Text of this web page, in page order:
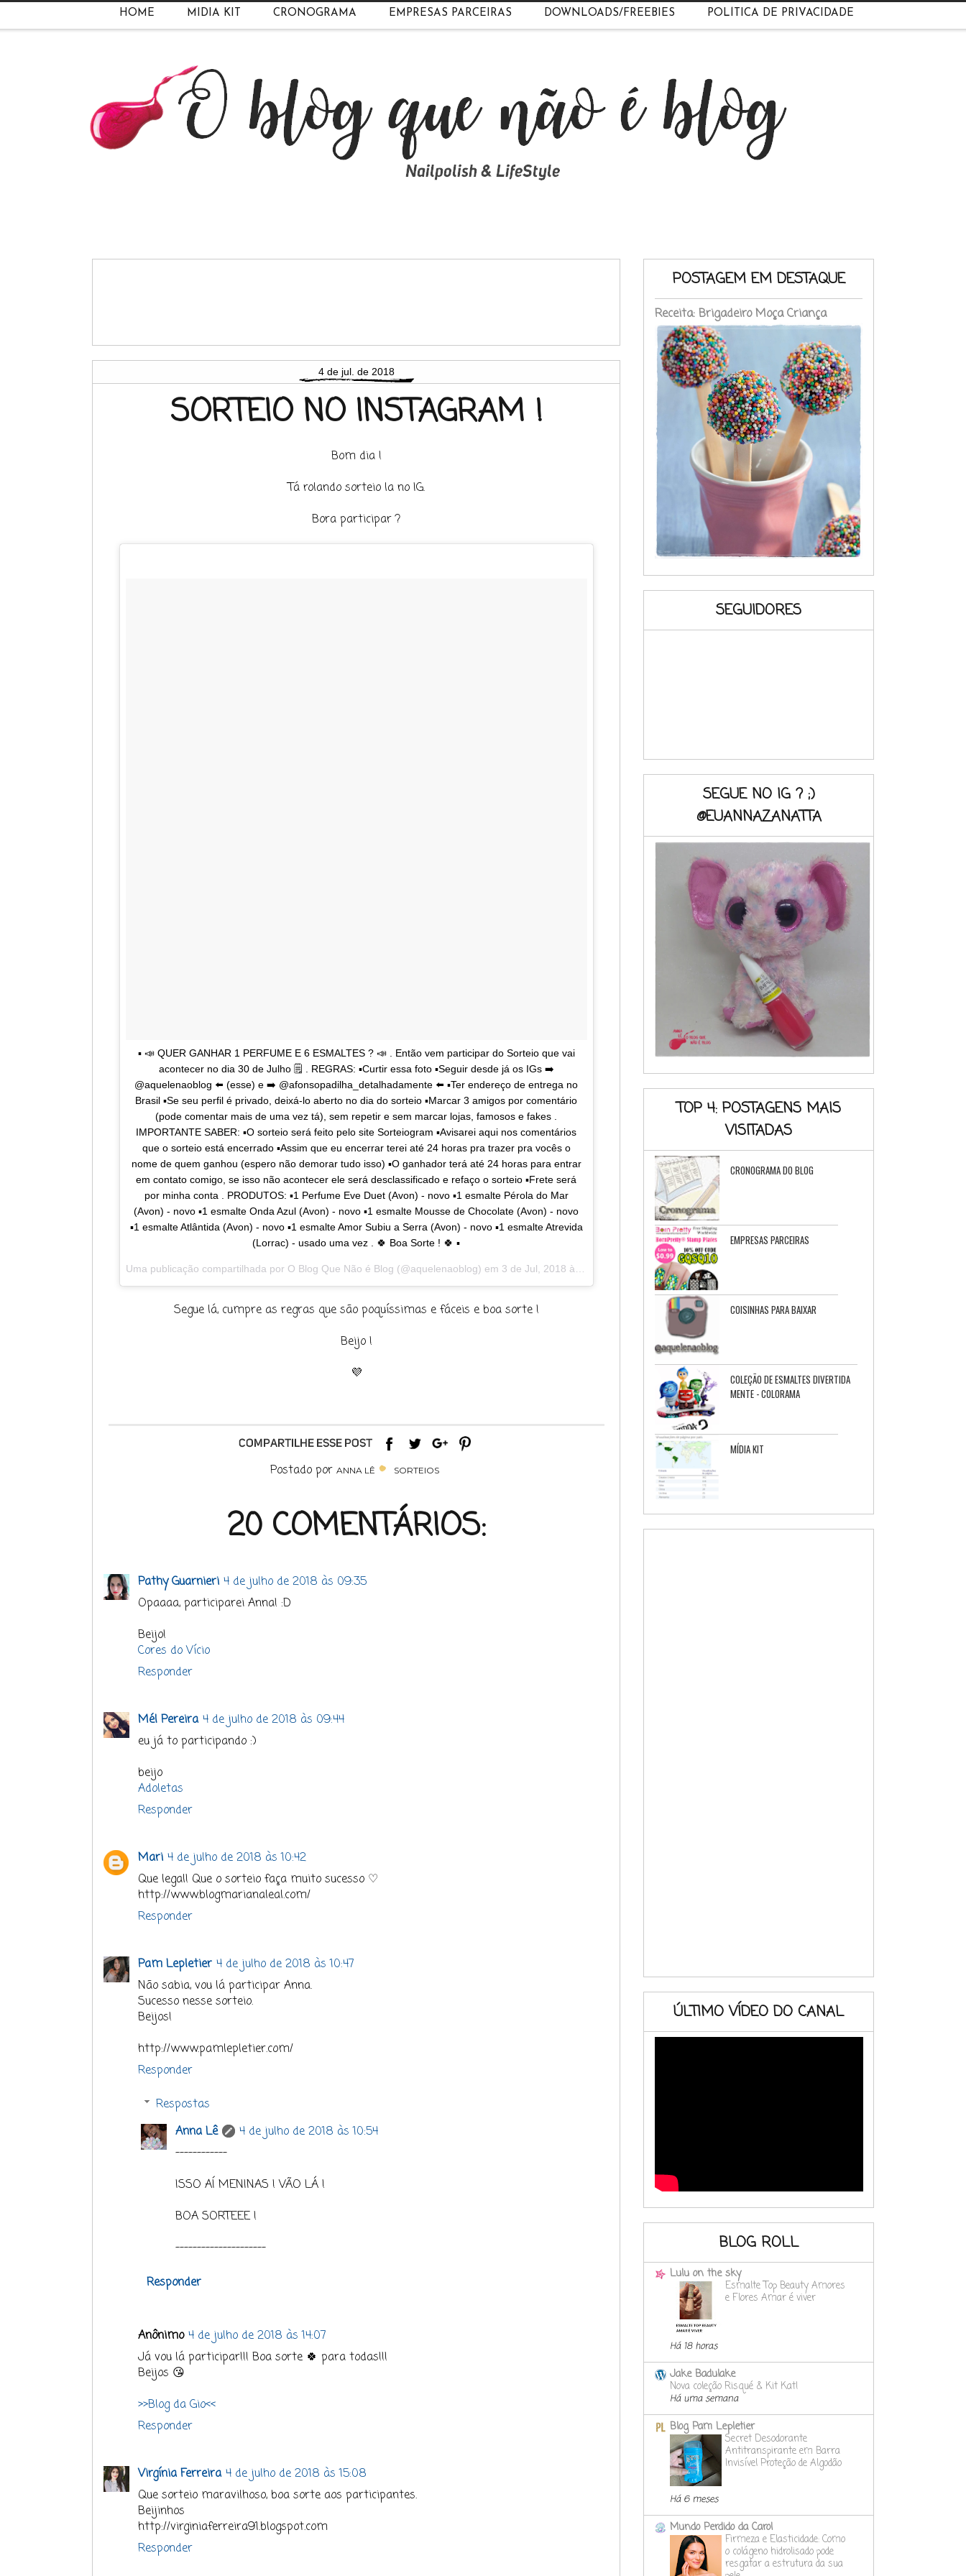
HOME MIDIA KIT CRONOGRAMA EMPRESAS PARCEIRAS DOWNLOADS/FREEBIES POLÍTICA DE PRIVACIDADE
4 de jul. de 2018
SORTEIO NO INSTAGRAM !
Bom dia !
Tá rolando sorteio la no IG.
Bora participar ?
▪️ 📣 QUER GANHAR 1 PERFUME E 6 ESMALTES ? 📣 . Então vem participar do Sorteio que vai
acontecer no dia 30 de Julho 🗒️ . REGRAS: ▪️Curtir essa foto ▪️Seguir desde já os IGs ➡️
@aquelenaoblog ⬅️ (esse) e ➡️ @afonsopadilha_detalhadamente ⬅️ ▪️Ter endereço de entrega no
Brasil ▪️Se seu perfil é privado, deixá-lo aberto no dia do sorteio ▪️Marcar 3 amigos por comentário
(pode comentar mais de uma vez tá), sem repetir e sem marcar lojas, famosos e fakes .
IMPORTANTE SABER: ▪️O sorteio será feito pelo site Sorteiogram ▪️Avisarei aqui nos comentários
que o sorteio está encerrado ▪️Assim que eu encerrar terei até 24 horas pra trazer pra vocês o
nome de quem ganhou (espero não demorar tudo isso) ▪️O ganhador terá até 24 horas para entrar
em contato comigo, se isso não acontecer ele será desclassificado e refaço o sorteio ▪️Frete será
por minha conta . PRODUTOS: ▪️1 Perfume Eve Duet (Avon) - novo ▪️1 esmalte Pérola do Mar
(Avon) - novo ▪️1 esmalte Onda Azul (Avon) - novo ▪️1 esmalte Mousse de Chocolate (Avon) - novo
▪️1 esmalte Atlântida (Avon) - novo ▪️1 esmalte Amor Subiu a Serra (Avon) - novo ▪️1 esmalte Atrevida
(Lorrac) - usado uma vez . 🍀 Boa Sorte ! 🍀 ▪️
Uma publicação compartilhada por O Blog Que Não é Blog (@aquelenaoblog) em 3 de Jul, 2018 às 2:47 PDT
Segue lá, cumpre as regras que são poquíssimas e fáceis e boa sorte !
Beijo !
💜
Postado por ANNA LÊ SORTEIOS
20 COMENTÁRIOS:
Pathy Guarnieri 4 de julho de 2018 às 09:35
Opaaaa, participarei Anna! :D
Beijo!
Cores do Vício
Responder
Mél Pereira 4 de julho de 2018 às 09:44
eu já to participando :)
beijo
Adoletas
Responder
Mari 4 de julho de 2018 às 10:42
Que legal! Que o sorteio faça muito sucesso ♡
http://www.blogmarianaleal.com/
Responder
Pam Lepletier 4 de julho de 2018 às 10:47
Não sabia, vou lá participar Anna.
Sucesso nesse sorteio.
Beijos!
http://www.pamlepletier.com/
Responder
Respostas
Anna Lê
4 de julho de 2018 às 10:54
------------
ISSO AÍ MENINAS ! VÃO LÁ !
BOA SORTEEE !
---------------------
Responder
Anônimo 4 de julho de 2018 às 14:07
Já vou lá participar!!! Boa sorte 🍀 para todas!!!
Beijos 😘
>>Blog da Gio<<
Responder
Virgínia Ferreira 4 de julho de 2018 às 15:08
Que sorteio maravilhoso, boa sorte aos participantes.
Beijinhos
http://virginiaferreira91.blogspot.com
Responder
POSTAGEM EM DESTAQUE
Receita: Brigadeiro Moça Criança
SEGUIDORES
SEGUE NO IG ? ;)
@EUANNAZANATTA
TOP 4: POSTAGENS MAIS
VISITADAS
CRONOGRAMA DO BLOG
EMPRESAS PARCEIRAS
COISINHAS PARA BAIXAR
COLEÇÃO DE ESMALTES DIVERTIDA
MENTE - COLORAMA
MÍDIA KIT
ÚLTIMO VÍDEO DO CANAL
BLOG ROLL
Lulu on the sky
Esmalte Top Beauty Amores
e Flores Amar é viver
Há 18 horas
Jake Badulake
Nova coleção Risqué & Kit Kat!
Há uma semana
Blog Pam Lepletier
Secret Desodorante
Antitranspirante em Barra
Invisível Proteção de Algodão
Há 6 meses
Mundo Perdido da Carol
Firmeza e Elasticidade: Como
o colágeno hidrolisado pode
resgatar a estrutura da sua